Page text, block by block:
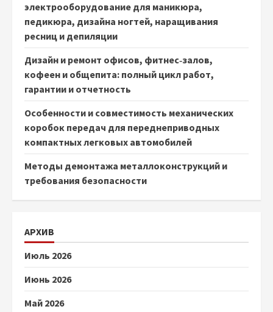
электрооборудование для маникюра,
педикюра, дизайна ногтей, наращивания
ресниц и депиляции
Дизайн и ремонт офисов, фитнес‑залов,
кофеен и общепита: полный цикл работ,
гарантии и отчетность
Особенности и совместимость механических
коробок передач для переднеприводных
компактных легковых автомобилей
Методы демонтажа металлоконструкций и
требования безопасности
АРХИВ
Июль 2026
Июнь 2026
Май 2026